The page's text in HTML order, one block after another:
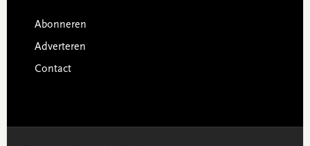
Footer
Abonneren
Adverteren
Contact